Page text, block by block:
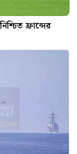
ফ্রান্সের